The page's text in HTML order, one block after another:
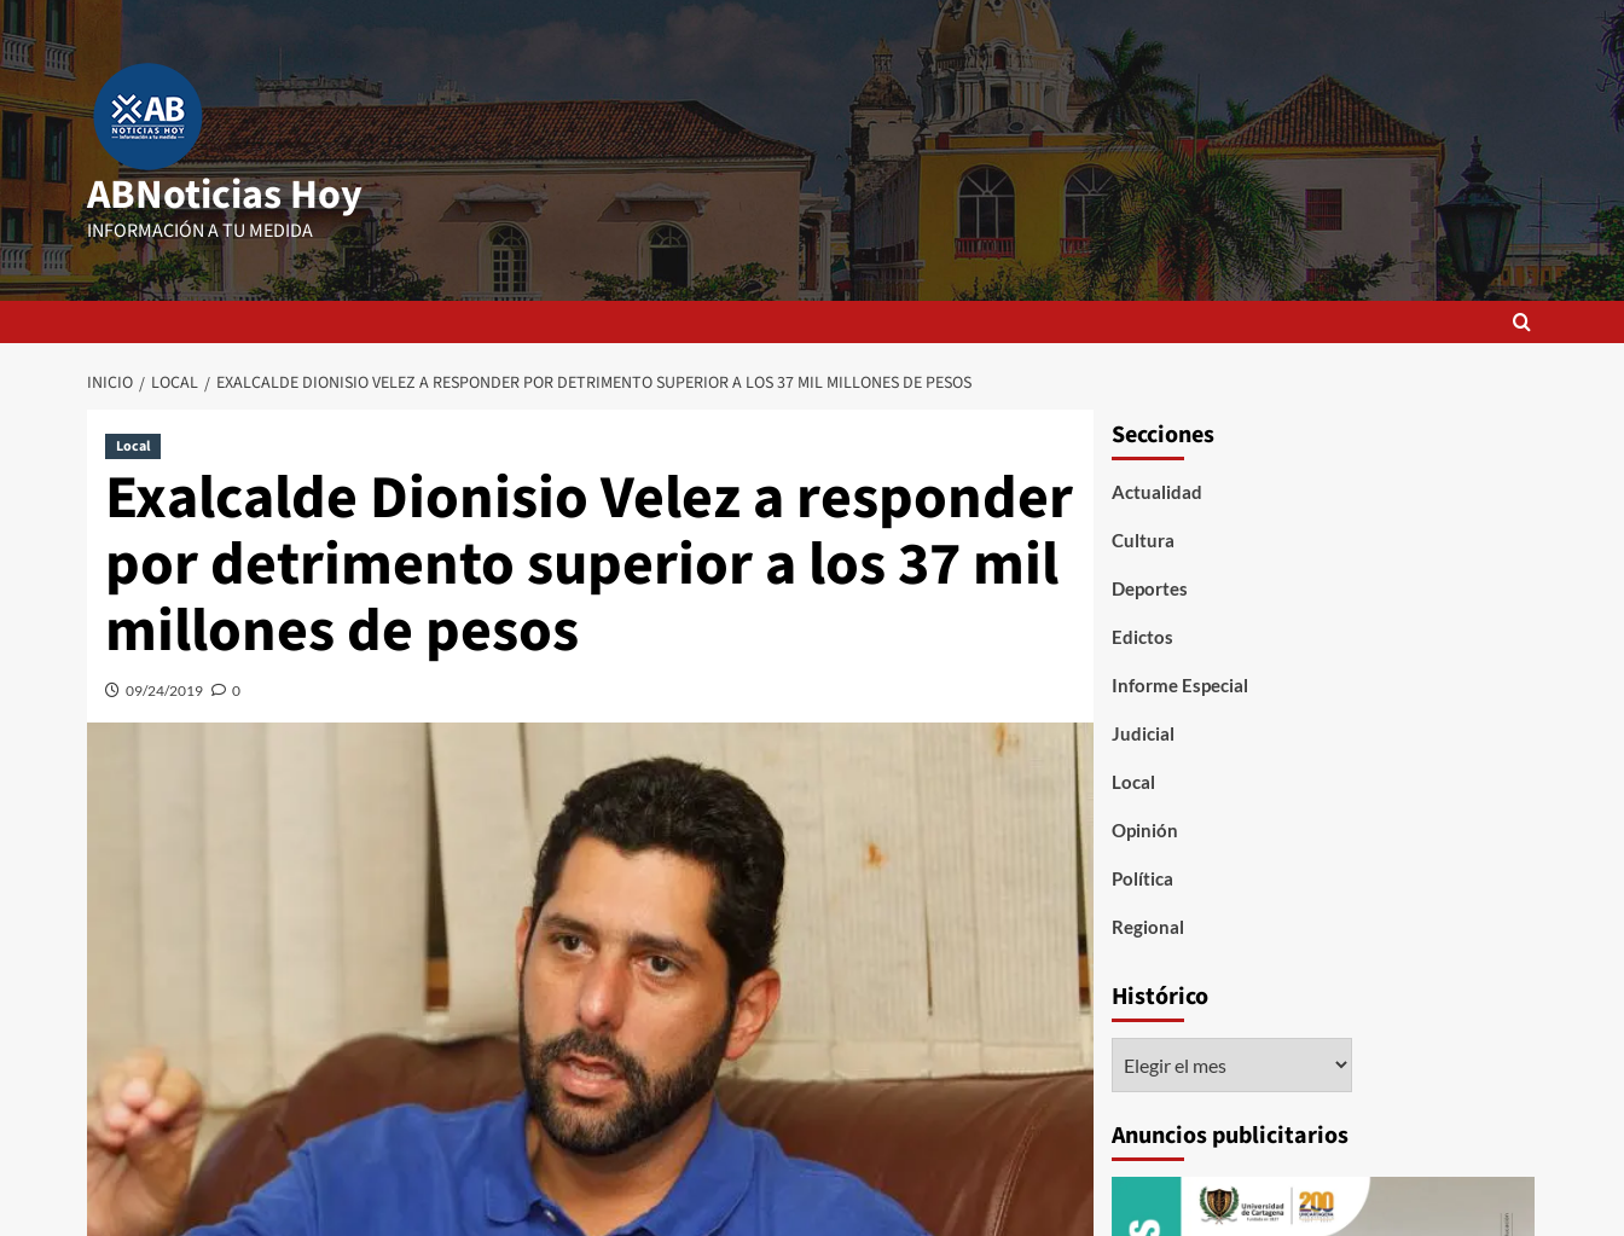
al
contenido
ABNoticias Hoy
INFORMACIÓN A TU MEDIDA
INICIO LOCAL EXALCALDE DIONISIO VELEZ A RESPONDER POR DETRIMENTO SUPERIOR A LOS 37 MIL MILLONES DE PESOS
Local
Exalcalde Dionisio Velez a responder
por detrimento superior a los 37 mil
millones de pesos
09/24/2019 0
Secciones
Actualidad
Cultura
Deportes
Edictos
Informe Especial
Judicial
Local
Opinión
Política
Regional
Histórico
Anuncios publicitarios